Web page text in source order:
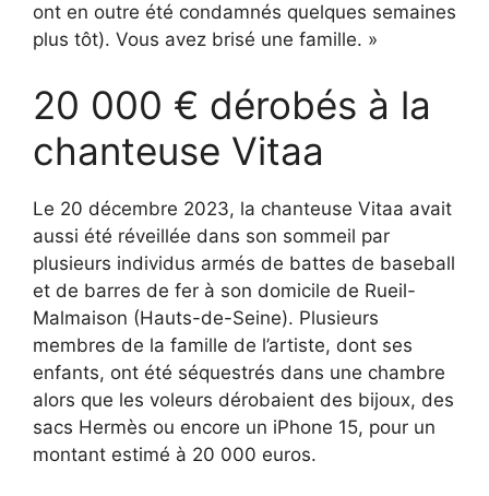
ont en outre été condamnés quelques semaines
plus tôt). Vous avez brisé une famille. »
20 000 € dérobés à la
chanteuse Vitaa
Le 20 décembre 2023, la chanteuse Vitaa avait
aussi été réveillée dans son sommeil par
plusieurs individus armés de battes de baseball
et de barres de fer à son domicile de Rueil-
Malmaison (Hauts-de-Seine). Plusieurs
membres de la famille de l’artiste, dont ses
enfants, ont été séquestrés dans une chambre
alors que les voleurs dérobaient des bijoux, des
sacs Hermès ou encore un iPhone 15, pour un
montant estimé à 20 000 euros.